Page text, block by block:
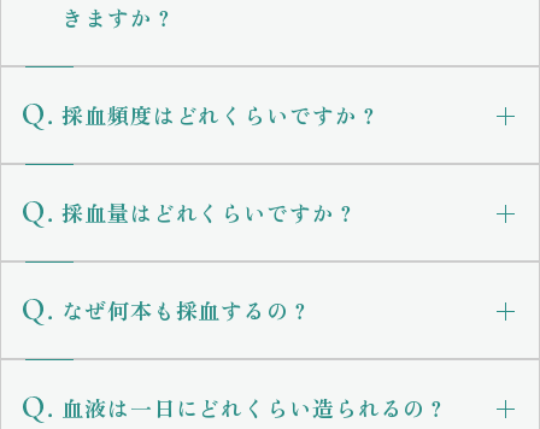
きますか？
採血頻度はどれくらいですか？
採血量はどれくらいですか？
なぜ何本も採血するの？
血液は一日にどれくらい造られるの？